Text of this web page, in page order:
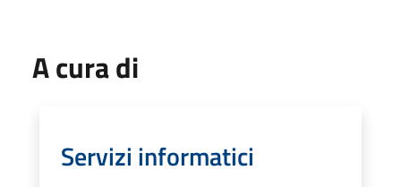
A cura di
Servizi informatici